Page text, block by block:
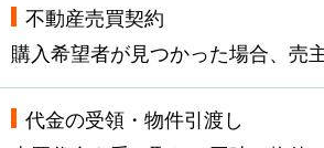
不動産売買契約
購入希望者が見つかった場合、売
代金の受領・物件引渡し